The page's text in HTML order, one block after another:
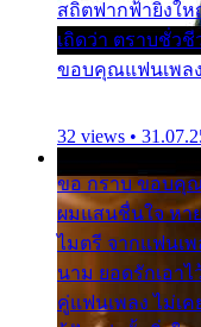
สถิตฟากฟ้ายิ่งให
เถิดว่า ตราบชั่ว
ขอบคุณแฟนเพลง
32 views •
ขอ กราบ ขอบคุ
ผมแสนชื่นใจ หาย
ไมตรี จากแฟนเ
นาม ยอดรักเอาไ
คู่แฟนเพลง ไม่เ